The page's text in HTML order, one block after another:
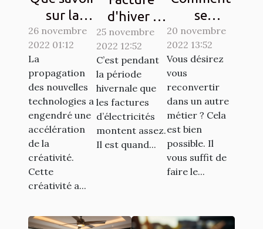
sur la
Crypto-
monnaie
26 novembre
2022 01:12
La
propagation
des nouvelles
technologies a
engendré une
accélération
de la
créativité.
Cette
créativité a...
d'hiver :
Des
astuces
simples
pour
économiser
de l'argent
25 novembre
2022 12:52
C’est pendant
la période
hivernale que
les factures
d’électricités
montent assez.
Il est quand...
se
reconvertir
à un autre
métier ?
20 novembre
2022 13:52
Vous désirez
vous
reconvertir
dans un autre
métier ? Cela
est bien
possible. Il
vous suffit de
faire le...